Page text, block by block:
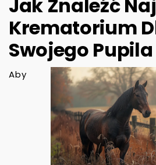
Jak Znaleźć
Krematorium
Swojego Pupila
Aby